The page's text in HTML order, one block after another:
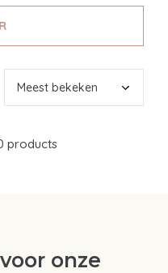
products
onze